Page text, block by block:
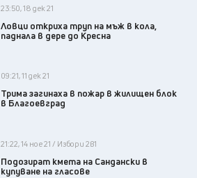
23:50, 18 дек 21
Ловци откриха труп на мъж в кола,
паднала в дере до Кресна
09:21, 11 дек 21
Трима загинаха в пожар в жилищен блок
в Благоевград
21:22, 14 ное 21 / Избори 2в1
Подозират кмета на Сандански в
купуване на гласове